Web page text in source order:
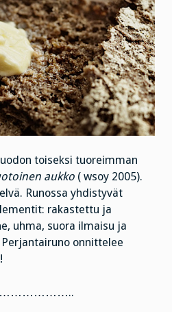
toiseksi tuoreimman
aukko ( wsoy 2005).
Runossa yhdistyvät
rakastettu ja
uhma, suora ilmaisu ja
onnittelee